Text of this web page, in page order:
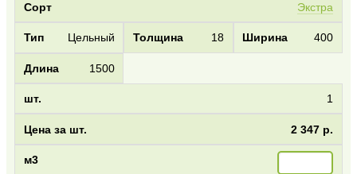
Экстра
Цельный 18 400
1500
1
2 347 р.